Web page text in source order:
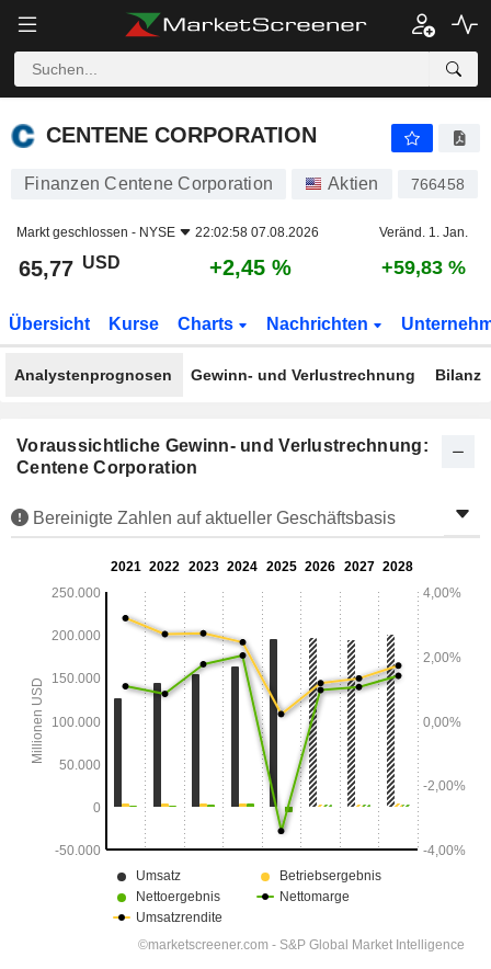
CENTENE CORPORATION
CENTENE CORPORATION
Finanzen Centene Corporation Aktien 766458
Markt geschlossen - NYSE 22:02:58 07.08.2026 Veränd. 1. Jan.
65,77 USD +2,45 % +59,83 %
Übersicht Kurse Charts Nachrichten
Analystenprognosen Gewinn- und Verlustrechnung Bilanz
Voraussichtliche Gewinn- und Verlustrechnung:
Centene Corporation
Bereinigte Zahlen auf aktueller Geschäftsbasis